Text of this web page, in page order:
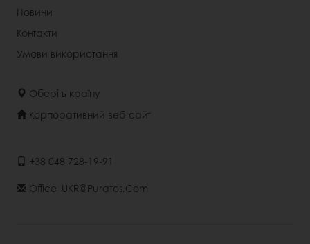
Новини
Контакти
Умови використання
Оберіть країну
Корпоративний веб-сайт
+38 048 728-19-91
Office_UKR@puratos.com